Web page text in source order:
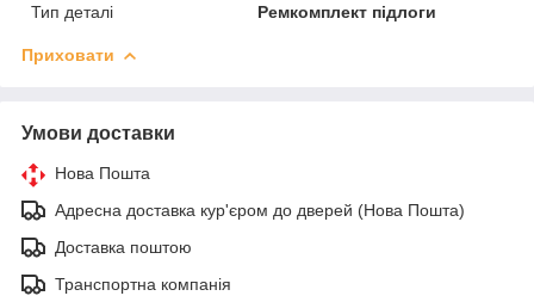
Тип деталі
Ремкомплект підлоги
Приховати
Умови доставки
Нова Пошта
Адресна доставка кур'єром до дверей (Нова Пошта)
Доставка поштою
Транспортна компанія